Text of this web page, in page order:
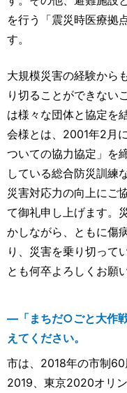
を行う「震災時医療拠
す。
大規模災害の経験から
り切ることができない
は様々な団体と協定を
会様とは、2001年2月
ついての協力協定」を
している総合防災訓練
災害対応力の向上にご
て御礼申し上げます。
かしながら、ともに傷
り、災害を乗り切って
とも何卒よろしくお願
―「まちだ○ごと大作
えてください。
市は、2018年の市制
2019、東京2020オリ